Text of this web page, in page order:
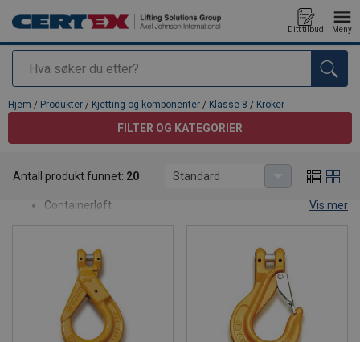
Søk
Ditt tilbud Meny
Produkt lagt i din handlekurv
Hjem / Produkter / Kjetting og komponenter / Klasse 8 / Kroker
FILTER OG KATEGORIER
Containerløft
Sveisekroker
Svivelkroker
Trommel løfter
Tønnekroker
Øyekroker
Vis mer
Antall produkt funnet: 20 Standard